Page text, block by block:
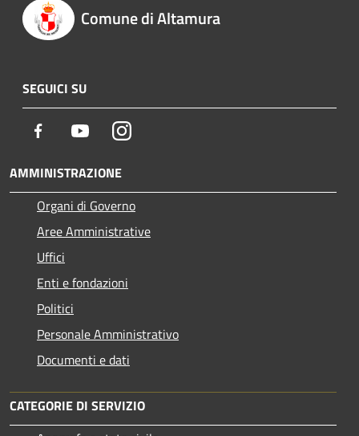
Comune di Altamura
SEGUICI SU
Facebook YoutubeInstagram
AMMINISTRAZIONE
Organi di Governo
Aree Amministrative
Uffici
Enti e fondazioni
Politici
Personale Amministrativo
Documenti e dati
CATEGORIE DI SERVIZIO